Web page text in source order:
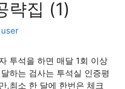
략집 (1)
user
투석을 하면 매달 1회 이상
하는 검사는 투석실 인증평
,최소 한 달에 한번은 체크